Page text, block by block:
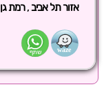
אזור תל אביב,רמת גן